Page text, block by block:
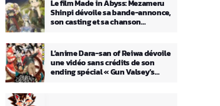
Le film Made in Abyss: Mezameru
Shinpi dévoile sa bande-annonce,
son casting et sa chanson
L’anime Dara-san of Reiwa dévoile
une vidéo sans crédits de son
ending spécial « Gun Valsey’s